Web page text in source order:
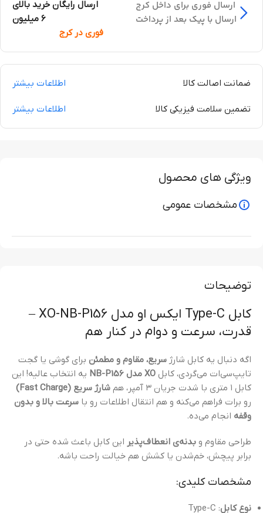
ارسال فوری برای داخل کرج
ارسال با پیک بعد از پرداخت
ارسال رایگان خرید بالای
6 میلیون
فوری در کرج
ضمانت اصالت کالا اطلاعات بیشتر
تضمین سلامت فیزیکی کالا اطلاعات بیشتر
توضیحات
کابل Type-C ایکس او مدل XO-NB-P156 –
قدرت، سرعت و دوام در کنار هم
اگه دنبال یه کابل شارژ سریع، مقاوم و مطمئن برای گوشی یا گجت
تایپ‌سی‌ات می‌گردی، کابل XO مدل NB-P156
یه انتخاب عالیه! این
کابل ۱ متری با شدت جریان ۳ آمپر، هم
شارژ سریع (Fast Charge)
رو برات فراهم می‌کنه و هم انتقال اطلاعات رو با سرعت بالا و بدون
وقفه انجام می‌ده.
طراحی مقاوم و بدنه‌ی انعطاف‌پذیر این کابل باعث شده حتی در
برابر پیچش، خم‌شدن یا کشش هم خیالت راحت باشه.
مشخصات کلیدی:
نوع کابل: Type-C
ویژگی های محصول
مشخصات عمومی